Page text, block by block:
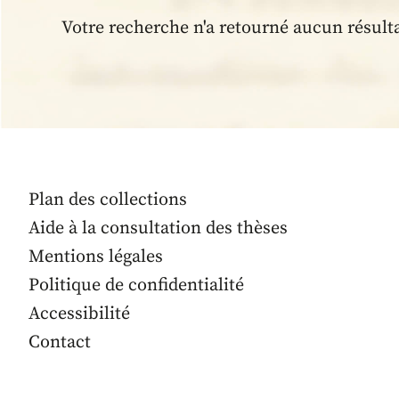
Votre recherche n'a retourné aucun
Plan des collections
Aide à la consultation des thèses
Mentions légales
Politique de confidentialité
Accessibilité
Contact